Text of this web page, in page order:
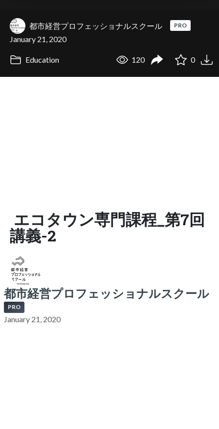
都市経営プロフェッショナルスクール PRO
January 21, 2020
Education 120 0
エコタウン専門課程_第7回
講義-2
都市経営プロフェッショナルスクール
PRO
January 21, 2020